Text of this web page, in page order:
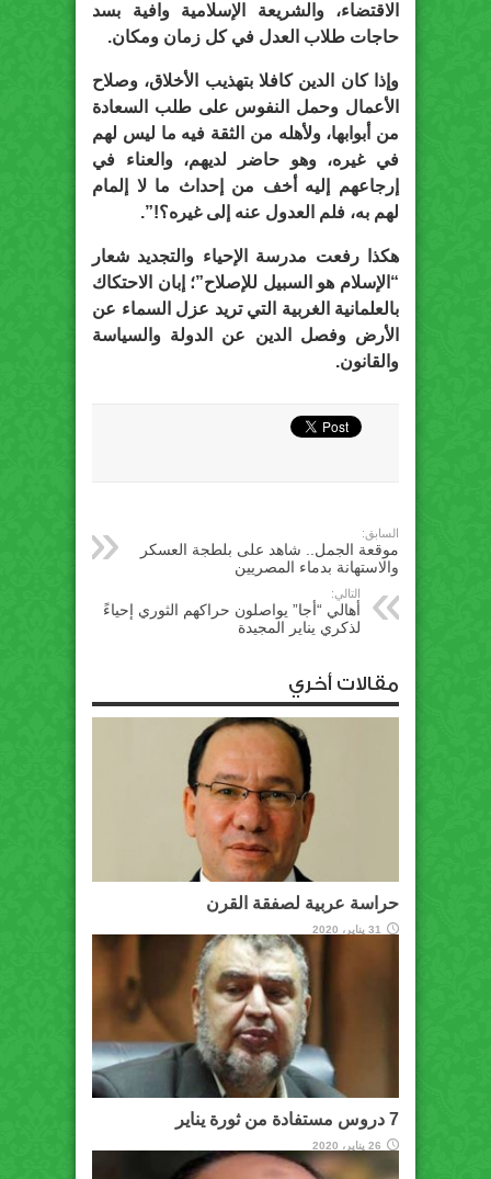
الاقتضاء، والشريعة الإسلامية وافية بسد
حاجات طلاب العدل في كل زمان ومكان.
وإذا كان الدين كافلا بتهذيب الأخلاق، وصلاح
الأعمال وحمل النفوس على طلب السعادة
من أبوابها، ولأهله من الثقة فيه ما ليس لهم
في غيره، وهو حاضر لديهم، والعناء في
إرجاعهم إليه أخف من إحداث ما لا إلمام
لهم به، فلم العدول عنه إلى غيره؟!”.
هكذا رفعت مدرسة الإحياء والتجديد شعار
“الإسلام هو السبيل للإصلاح”؛ إبان الاحتكاك
بالعلمانية الغربية التي تريد عزل السماء عن
الأرض وفصل الدين عن الدولة والسياسة
والقانون.
السابق:
موقعة الجمل.. شاهد على بلطجة العسكر
والاستهانة بدماء المصريين
التالي:
أهالي “أجا” يواصلون حراكهم الثوري إحياءً
لذكري يناير المجيدة
مقالات أخري
حراسة عربية لصفقة القرن
31 يناير، 2020
7 دروس مستفادة من ثورة يناير
26 يناير، 2020